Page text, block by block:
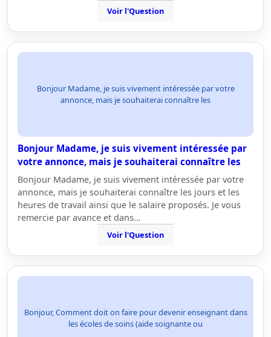
Voir l'Question
Bonjour Madame, je suis vivement intéressée par votre
annonce, mais je souhaiterai connaître les
Bonjour Madame, je suis vivement intéressée par
votre annonce, mais je souhaiterai connaître les
Bonjour Madame, je suis vivement intéressée par votre
annonce, mais je souhaiterai connaître les jours et les
heures de travail ainsi que le salaire proposés. Je vous
remercie par avance et dans…
Voir l'Question
Bonjour, Comment doit on faire pour devenir enseignant dans
les écoles de soins (aide soignante ou